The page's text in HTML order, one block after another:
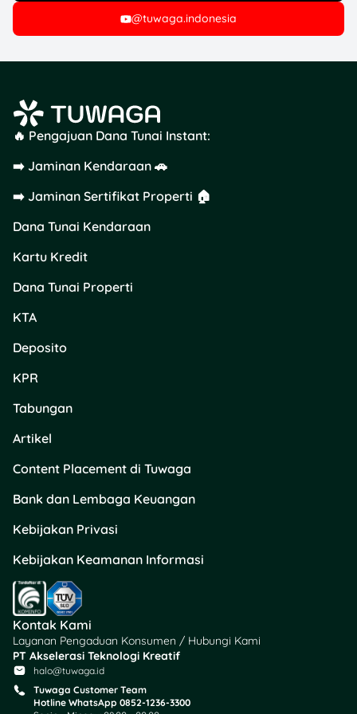
—diskon di
merchant favorit di mall!
@tuwaga.indonesia
🔥 Pengajuan Dana Tunai Instant:
➡️ Jaminan Kendaraan 🚗
➡️ Jaminan Sertifikat Properti 🏠
Dana Tunai Kendaraan
Kartu Kredit
Dana Tunai Properti
KTA
Deposito
KPR
Tabungan
Artikel
Content Placement di Tuwaga
Bank dan Lembaga Keuangan
Kebijakan Privasi
Kebijakan Keamanan Informasi
Kontak Kami
Layanan Pengaduan Konsumen / Hubungi Kami
PT Akselerasi Teknologi Kreatif
halo@tuwaga.id
Tuwaga Customer Team
Hotline WhatsApp 0852-1236-3300